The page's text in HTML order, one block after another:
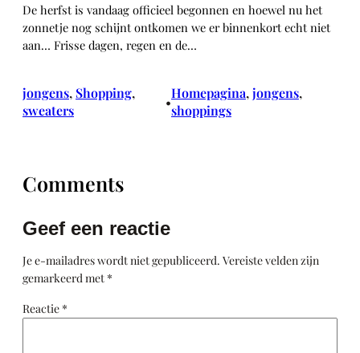
De herfst is vandaag officieel begonnen en hoewel nu het
zonnetje nog schijnt ontkomen we er binnenkort echt niet
aan… Frisse dagen, regen en de…
jongens, Shopping
sweaters
•
Homepagina, jongens,
shoppings
Comments
Geef een reactie
Je e-mailadres wordt niet gepubliceerd. Vereiste velden zijn
gemarkeerd met *
Reactie *